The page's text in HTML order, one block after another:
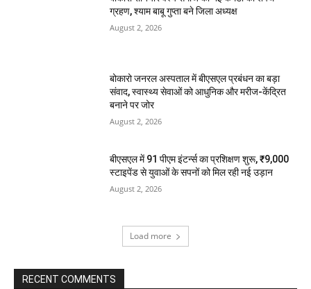
ग्रहण, श्याम बाबू गुप्ता बने जिला अध्यक्ष
August 2, 2026
बोकारो जनरल अस्पताल में बीएसएल प्रबंधन का बड़ा
संवाद, स्वास्थ्य सेवाओं को आधुनिक और मरीज-केंद्रित
बनाने पर जोर
August 2, 2026
बीएसएल में 91 पीएम इंटर्न्स का प्रशिक्षण शुरू, ₹9,000
स्टाइपेंड से युवाओं के सपनों को मिल रही नई उड़ान
August 2, 2026
Load more
RECENT COMMENTS